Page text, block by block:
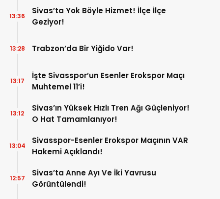
Sivas’ta Yok Böyle Hizmet! İlçe İlçe
Geziyor!
13:36
Trabzon’da Bir Yiğido Var!
13:28
İşte Sivasspor’un Esenler Erokspor Maçı
Muhtemel 11’i!
13:17
Sivas’ın Yüksek Hızlı Tren Ağı Güçleniyor!
O Hat Tamamlanıyor!
13:12
Sivasspor-Esenler Erokspor Maçının VAR
Hakemi Açıklandı!
13:04
Sivas’ta Anne Ayı Ve İki Yavrusu
Görüntülendi!
12:57